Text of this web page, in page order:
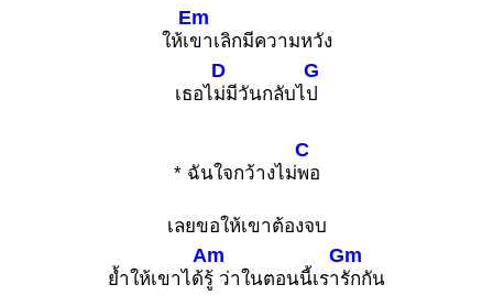
ให้เ
Em
ขาเลิกมีความหวัง
เธอไ
D
ม่มีวันกลับไ
G
ป
* ฉันใจกว้างไม่
C
พอ
เลยขอให้เขาต้องจบ
ย้ำให้เขาได้
Am
รู้ ว่าในตอนนี้เรา
Gm
รักกัน